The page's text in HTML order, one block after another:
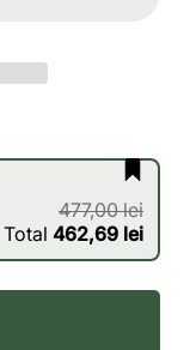
477,00 lei
Total 462,69 lei